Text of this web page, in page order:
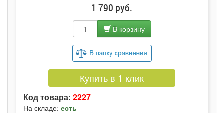
1 790 руб.
В корзину
Купить в 1 клик
Код товара: 2227
На складе: есть